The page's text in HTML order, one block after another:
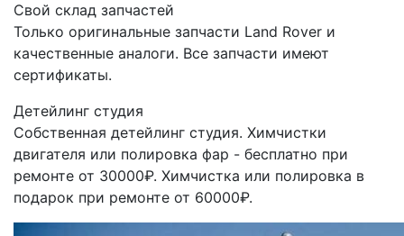
Свой склад запчастей
Только оригинальные запчасти Land Rover и
качественные аналоги. Все запчасти имеют
сертификаты.
Детейлинг студия
Собственная детейлинг студия. Химчистки
двигателя или полировка фар - бесплатно при
ремонте от 30000₽. Химчистка или полировка в
подарок при ремонте от 60000₽.